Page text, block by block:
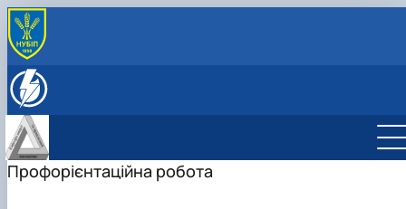
ПРО КАФЕДРУ
Навчально-методичне забезпечення дисциплін:
Сертифікатні програми
СПЕЦІАЛЬНІ РОЗДІЛИ ВИЩОЇ
НАУКОВИЙ ГУРТОК «МАТЕМАТИКА У СВІТІ
ТЕХНОЛОГІЙ»
Профорієнтаційна робота